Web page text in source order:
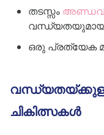
തടസ്സം
വന്ധ്യതയുമായി
ഒരു പ്രത്യേക
ചികിത്സകൾ